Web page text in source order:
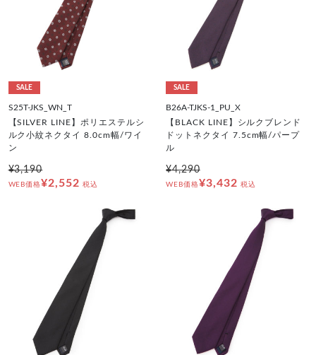
SALE
S25T-JKS_WN_T
【SILVER LINE】ポリエステルシ
ルク小紋ネクタイ 8.0cm幅/ワイ
ン
¥3,190
WEB価格¥2,552 税込
SALE
B26A-TJKS-1_PU_X
【BLACK LINE】シルクブレンド
ドットネクタイ 7.5cm幅/パープ
ル
¥4,290
WEB価格¥3,432 税込